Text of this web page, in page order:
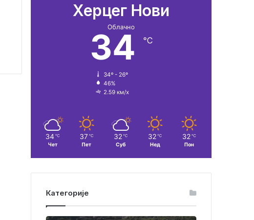
Херцег Нови
Облачно
34 ℃
34º - 26º
46%
2.59 км/х
34 ℃
Чет
37 ℃
Пет
32 ℃
Суб
32 ℃
Нед
32 ℃
Пон
Категорије